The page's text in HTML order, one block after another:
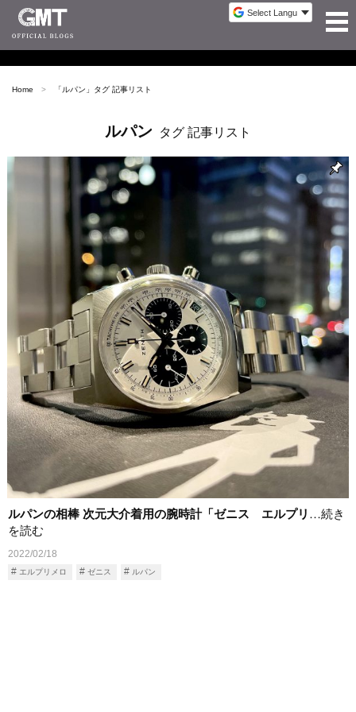
Home 「ルパン 」タグ 記事リスト
ルパン タグ 記事リスト
ルパンの相棒 次元大介着用の腕時計「ゼニス エルプリ …続き
を読む
2022/02/18
エルプリメロ ゼニス ルパン